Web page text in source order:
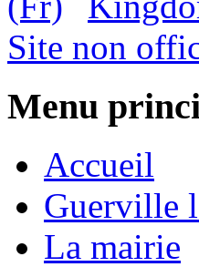
Site non
Menu
Accueil
Guerville
La mairie